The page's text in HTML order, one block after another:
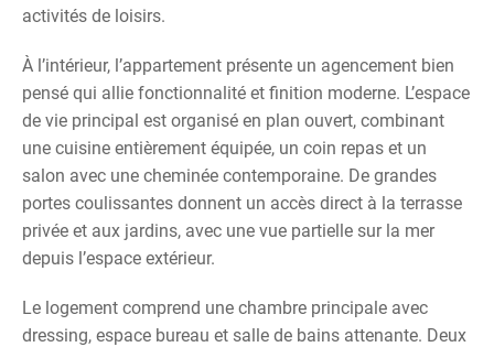
activités de loisirs.
À l’intérieur, l’appartement présente un agencement bien
pensé qui allie fonctionnalité et finition moderne. L’espace
de vie principal est organisé en plan ouvert, combinant
une cuisine entièrement équipée, un coin repas et un
salon avec une cheminée contemporaine. De grandes
portes coulissantes donnent un accès direct à la terrasse
privée et aux jardins, avec une vue partielle sur la mer
depuis l’espace extérieur.
Le logement comprend une chambre principale avec
dressing, espace bureau et salle de bains attenante. Deux